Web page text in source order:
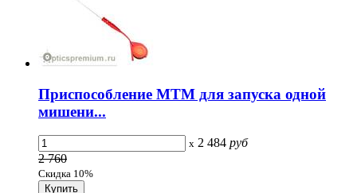
Приспособление MTM для запуска одной
мишени...
x 2 484 руб
2 760
Скидка 10%